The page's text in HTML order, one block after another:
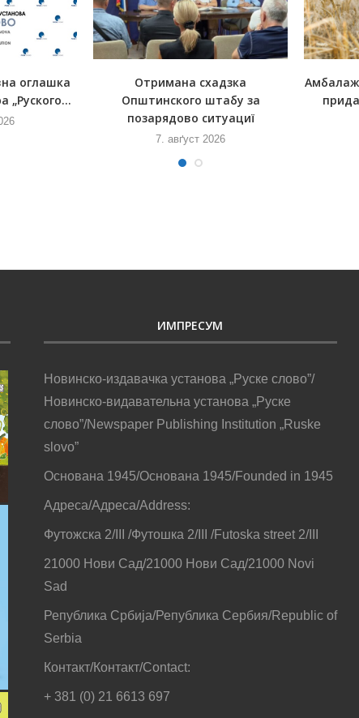
оглашка
„Руского...
Отримана схадзка
Општинского штабу за
позарядово ситуациї
7. авґуст 2026
ИМПРЕСУМ
Новинско-издавачка установа „Руске слово”/
Новинско-видавательна установа „Руске
слово”/Newspaper Publishing Institution „Ruske
slovo”
Основана 1945/Основана 1945/Founded in 1945
Адреса/Адреса/Address:
Футожска 2/III /Футошка 2/III /Futoska street 2/III
21000 Нови Сад/21000 Нови Сад/21000 Novi
Sad
Република Србија/Република Сербия/Republic of
Serbia
Контакт/Контакт/Contact:
+ 381 (0) 21 6613 697